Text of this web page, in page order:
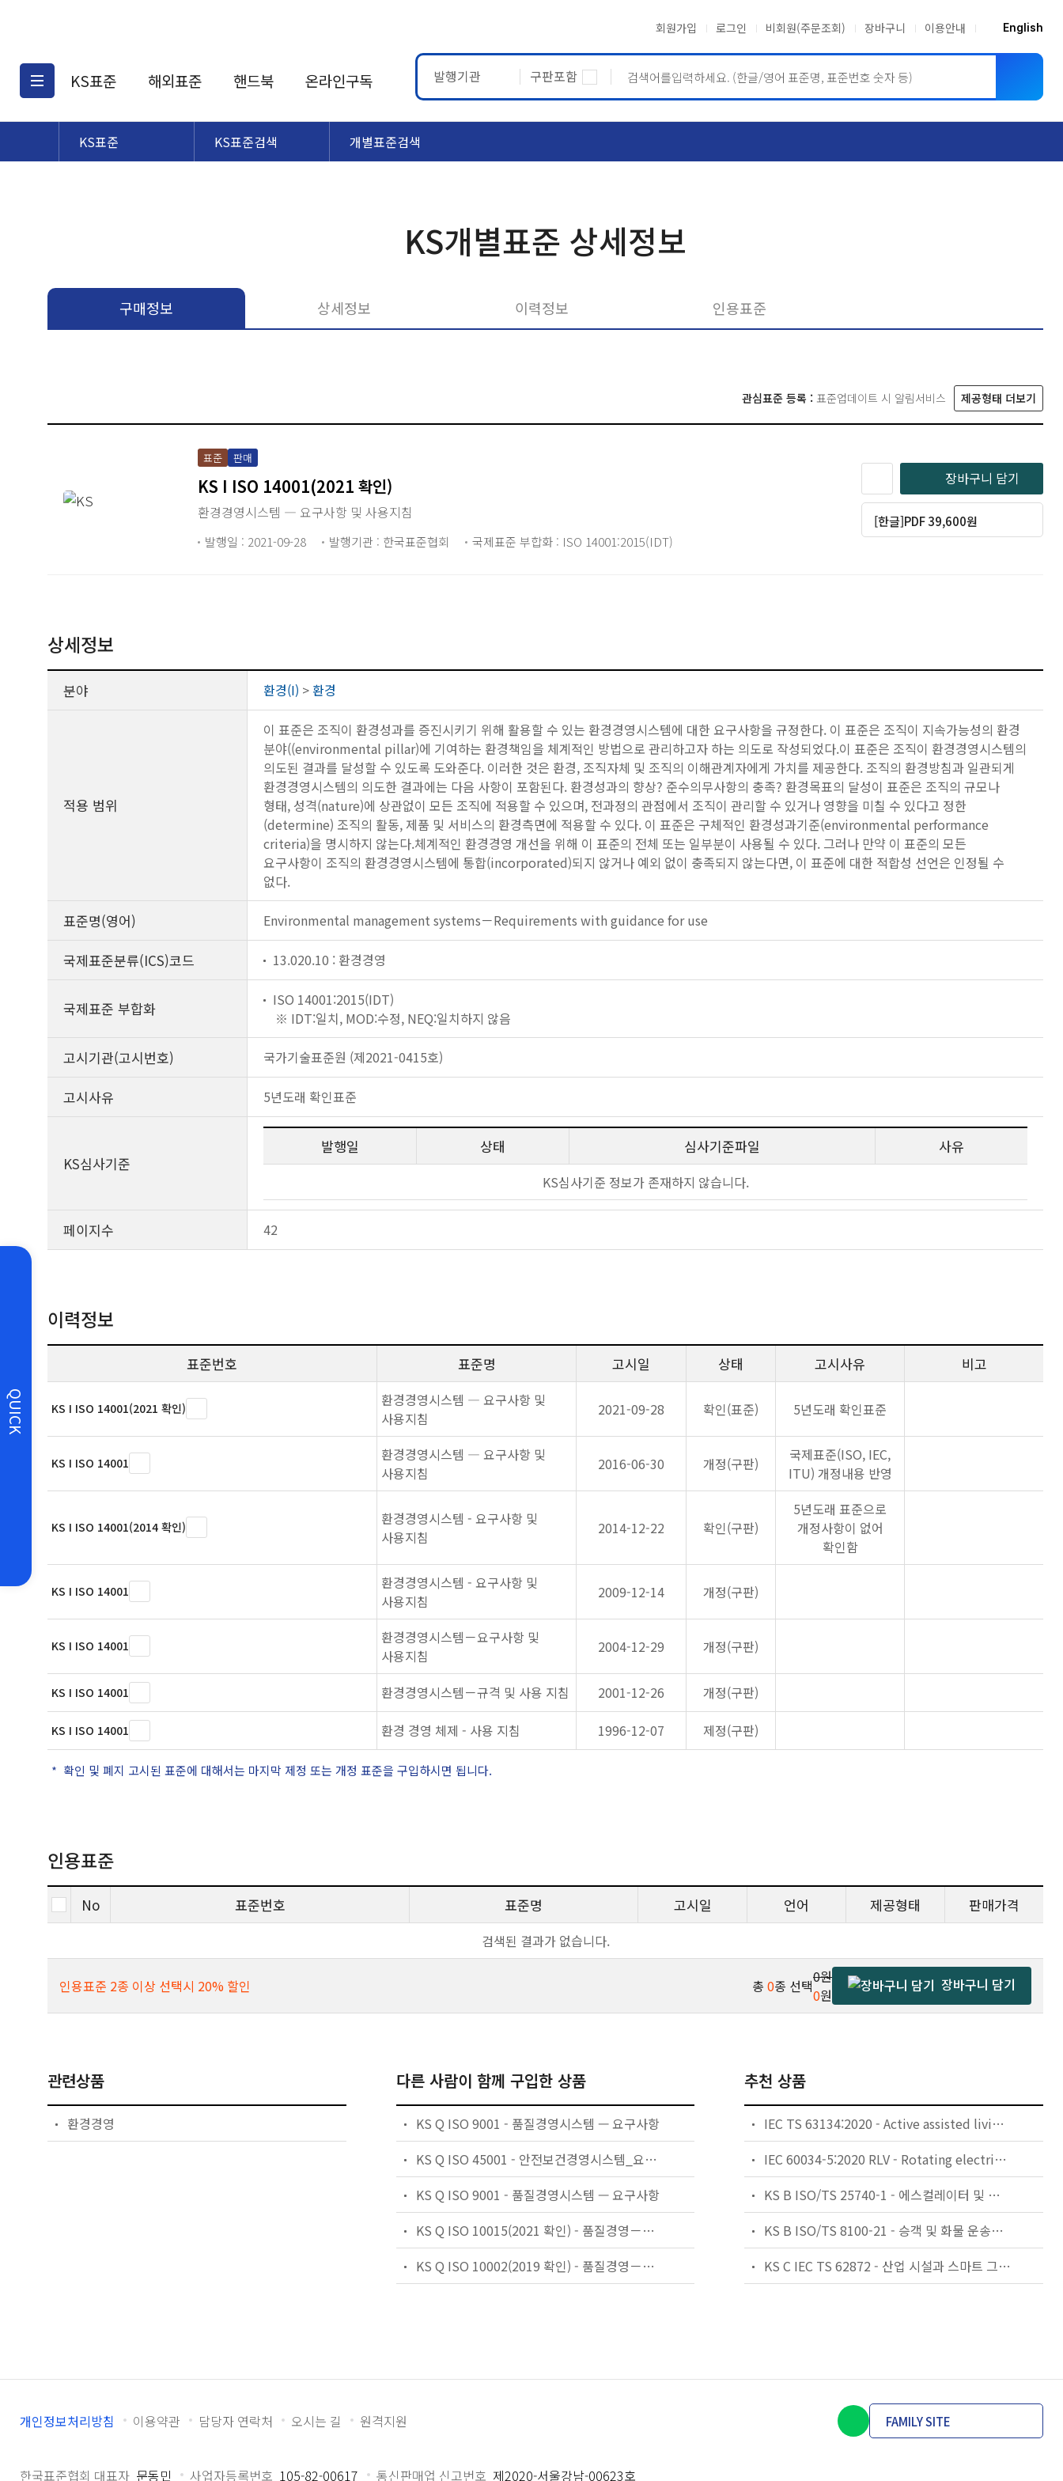
회원가입 로그인 비회원(주문조회) 장바구니 이용안내 English
KS표준
KS표준검색
해외표준
해외표준검색
핸드북 온라인구독 발행기관 구판포함
QUICK
KS표준 KS표준검색 개별표준검색
KS개별표준 상세정보
구매정보 상세정보 이력정보 인용표준
관심표준 등록 : 표준업데이트 시 알림서비스 제공형태 더보기
표준 판매
KS I ISO 14001(2021 확인)
환경경영시스템 ― 요구사항 및 사용지침
발행일 : 2021-09-28 발행기관 : 한국표준협회 국제표준 부합화 : ISO 14001:2015(IDT)
장바구니 담기
[한글]PDF 39,600원
상세정보
분야 환경(I) > 환경
적용 범위
이 표준은 조직이 환경성과를 증진시키기 위해 활용할 수 있는 환경경영시스템에 대한 요구사항을 규정한다. 이 표준은 조직이 지속가능성의 환경
분야((environmental pillar)에 기여하는 환경책임을 체계적인 방법으로 관리하고자 하는 의도로 작성되었다.이 표준은 조직이 환경경영시스템의
의도된 결과를 달성할 수 있도록 도와준다. 이러한 것은 환경, 조직자체 및 조직의 이해관계자에게 가치를 제공한다. 조직의 환경방침과 일관되게
환경경영시스템의 의도한 결과에는 다음 사항이 포함된다. 환경성과의 향상? 준수의무사항의 충족? 환경목표의 달성이 표준은 조직의 규모나
형태, 성격(nature)에 상관없이 모든 조직에 적용할 수 있으며, 전과정의 관점에서 조직이 관리할 수 있거나 영향을 미칠 수 있다고 정한
(determine) 조직의 활동, 제품 및 서비스의 환경측면에 적용할 수 있다. 이 표준은 구체적인 환경성과기준(environmental performance
criteria)을 명시하지 않는다.체계적인 환경경영 개선을 위해 이 표준의 전체 또는 일부분이 사용될 수 있다. 그러나 만약 이 표준의 모든
요구사항이 조직의 환경경영시스템에 통합(incorporated)되지 않거나 예외 없이 충족되지 않는다면, 이 표준에 대한 적합성 선언은 인정될 수
없다.
표준명(영어) Environmental management systems－Requirements with guidance for use
국제표준분류(ICS)코드 13.020.10 : 환경경영
국제표준 부합화
ISO 14001:2015(IDT)
※ IDT:일치, MOD:수정, NEQ:일치하지 않음
고시기관(고시번호) 국가기술표준원 (제2021-0415호)
고시사유 5년도래 확인표준
KS심사기준
발행일 상태 심사기준파일 사유
KS심사기준 정보가 존재하지 않습니다.
페이지수 42
이력정보
표준번호 표준명 고시일 상태 고시사유 비고
KS I ISO 14001(2021 확인)
환경경영시스템 ― 요구사항 및
사용지침
2021-09-28 확인(표준) 5년도래 확인표준
KS I ISO 14001
환경경영시스템 ― 요구사항 및
사용지침
2016-06-30 개정(구판)
국제표준(ISO, IEC,
ITU) 개정내용 반영
KS I ISO 14001(2014 확인)
환경경영시스템 - 요구사항 및
사용지침
2014-12-22 확인(구판)
5년도래 표준으로
개정사항이 없어
확인함
KS I ISO 14001
환경경영시스템 - 요구사항 및
사용지침
2009-12-14 개정(구판)
KS I ISO 14001
환경경영시스템－요구사항 및
사용지침
2004-12-29 개정(구판)
KS I ISO 14001 환경경영시스템－규격 및 사용 지침 2001-12-26 개정(구판)
KS I ISO 14001 환경 경영 체제 - 사용 지침 1996-12-07 제정(구판)
확인 및 폐지 고시된 표준에 대해서는 마지막 제정 또는 개정 표준을 구입하시면 됩니다.
인용표준
No 표준번호 표준명 고시일 언어 제공형태 판매가격
검색된 결과가 없습니다.
인용표준 2종 이상 선택시 20% 할인 총 0종 선택0원
0원
장바구니 담기
관련상품
환경경영
다른 사람이 함께 구입한 상품
KS Q ISO 9001 - 품질경영시스템 — 요구사항
KS Q ISO 45001 - 안전보건경영시스템_요구사항 및 사용지침
KS Q ISO 9001 - 품질경영시스템 — 요구사항
KS Q ISO 10015(2021 확인) - 품질경영－교육훈련 지침
KS Q ISO 10002(2019 확인) - 품질경영－고객만족－조직의 불만처리에 대한 지침
추천 상품
IEC TS 63134:2020 - Active assisted living (AAL) use cases
IEC 60034-5:2020 RLV - Rotating electrical machines - Part 5: Degrees of protection provided by the integral design of rotating electrical machines (IP code) - Classification
KS B ISO/TS 25740-1 - 에스컬레이터 및 무빙워크에 대한 안전요건 — 제1부: 세계공통 필수 안전요건(GESRs)
KS B ISO/TS 8100-21 - 승객 및 화물 운송용 엘리베이터 —제21부: 세계공통 필수안전요건(GESRs)을 충족하는 세계공통 안전 파라미터(GSPs)
KS C IEC TS 62872 - 산업 시설과 스마트 그리드 사이의 산업 공정 측정, 제어 및 자동화 시스템 인터페이스
개인정보처리방침 이용약관 담당자 연락처 오시는 길 원격지원 FAMILY SITE
한국표준협회 대표자 문동민 사업자등록번호 105-82-00617 통신판매업 신고번호 제2020-서울강남-00623호